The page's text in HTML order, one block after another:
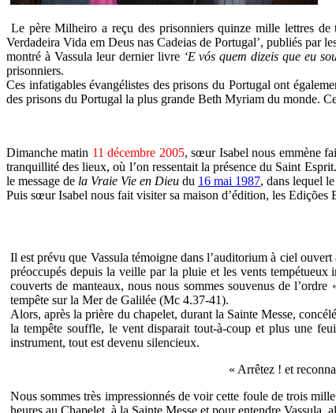
Le père Milheiro a reçu des prisonniers quinze mille lettres de
Verdadeira Vida em Deus nas Cadeias de Portugal’, publiés par
montré à Vassula leur dernier livre ‘E vós quem dizeis que eu
prisonniers.
Ces infatigables évangélistes des prisons du Portugal ont
des prisons du Portugal la plus grande Beth Myriam du monde.
Dimanche matin 11 décembre 2005, sœur Isabel nous emmène
tranquillité des lieux, où l’on ressentait la présence du Saint
le message de la Vraie Vie en Dieu du 16 mai 1987, dans lequel
Puis sœur Isabel nous fait visiter sa maison d’édition, les
Il est prévu que Vassula témoigne dans l’auditorium à ciel
préoccupés depuis la veille par la pluie et les vents
couverts de manteaux, nous nous sommes souvenus de
tempête sur la Mer de Galilée (Mc 4.37-41).
Alors, après la prière du chapelet, durant la Sainte Messe,
la tempête souffle, le vent disparait tout-à-coup et plus une
instrument, tout est devenu silencieux.
« Arrêtez ! et
Nous sommes très impressionnés de voir cette foule de trois
heures au Chapelet, à la Sainte Messe et pour entendre Vassula,